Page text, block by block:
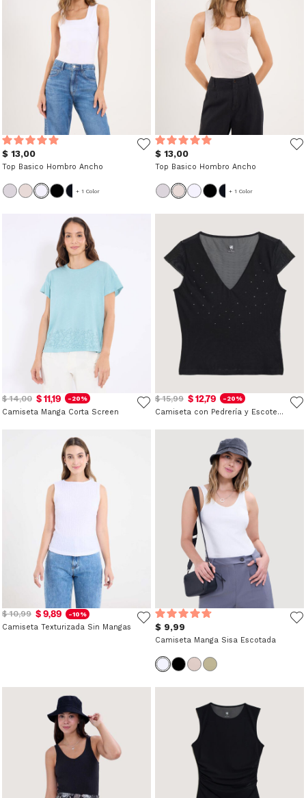
$ 13,00
Top Basico Hombro Ancho
+ 1 Color
$ 13,00
Top Basico Hombro Ancho
+ 1 Color
$ 14,00 $ 11,19 -20%
Camiseta Manga Corta Screen
$ 15,99 $ 12,79 -20%
Camiseta con Pedrería y Escote V
$ 10,99 $ 9,89 -10%
Camiseta Texturizada Sin Mangas $ 9,99
Camiseta Manga Sisa Escotada